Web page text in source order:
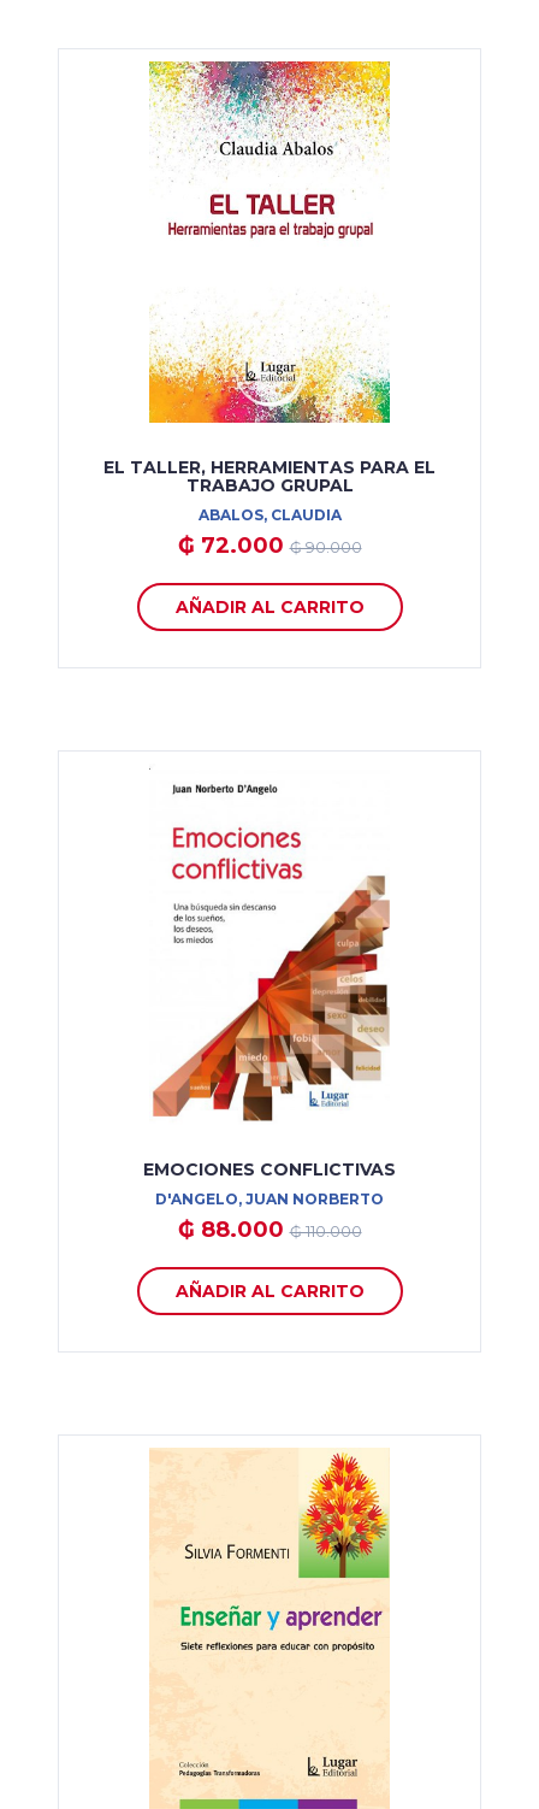
EL TALLER, HERRAMIENTAS PARA EL
TRABAJO GRUPAL
ABALOS, CLAUDIA
₲ 72.000₲ 90.000
AÑADIR AL CARRITO
EMOCIONES CONFLICTIVAS
D'ANGELO, JUAN NORBERTO
₲ 88.000₲ 110.000
AÑADIR AL CARRITO